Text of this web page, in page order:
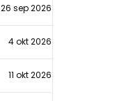
26 sep 2026
4 okt 2026
11 okt 2026